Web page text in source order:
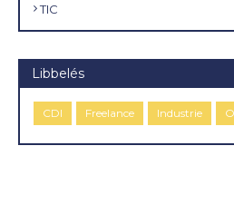
TIC
Libbelés
CDI Freelance Industrie